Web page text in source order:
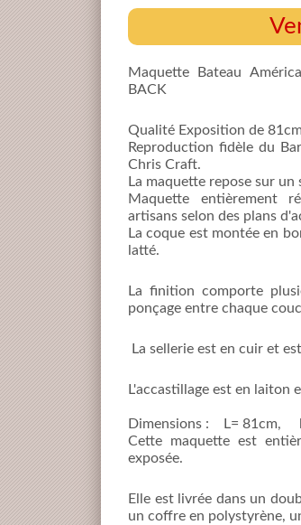
Maquette Bateau
BACK
Qualité Exposition de 81cm
Reproduction fidèle du
Chris Craft.
La maquette repose sur un
Maquette entièrement
artisans selon des plans
La coque est montée en
latté.
La finition comporte
ponçage entre chaque
La sellerie est en cuir et
L'accastillage est en laiton
Dimensions : L=
Cette maquette est
exposée.
Elle est livrée dans un
un coffre en polystyrène,